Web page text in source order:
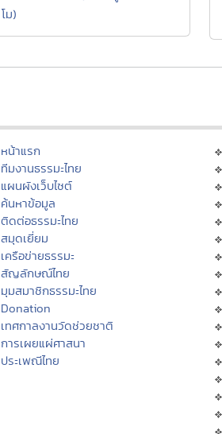
โม)
หน้าแรก
ทีมงานธรรมะไทย
แผนผังเว็บไซต์
ค้นหาข้อมูล
ติดต่อธรรมะไทย
สมุดเยี่ยม
เครือข่ายธรรมะ
สัญลักษณ์ไทย
มุมสมาชิกธรรมะไทย
Donation
เทศกาลงานวัดช่วยชาติ
การเผยแผ่ศาสนา
ประเพณีไทย